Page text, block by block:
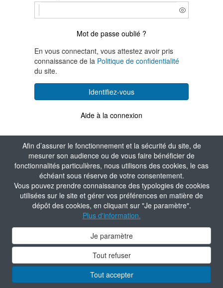
Afin d’assurer le fonctionnement et la sécurité du site, de
mesurer son audience ou de vous faire bénéficier de
fonctionnalités particulières, nous utilisons des cookies, le cas
échéant sous réserve de votre consentement.
Vous pouvez prendre connaissance des typologies de cookies
utilisées sur le site et gérer vos préférences en matière de
dépôt des cookies, en cliquant sur "Je paramètre".
Plus d'information.
Je paramètre
Tout refuser
Tout accepter
Mot de passe oublié ?
En vous connectant, vous attestez avoir pris
connaissance de la Politique de confidentialité
du site.
Identifiez-vous
Aide à la connexion